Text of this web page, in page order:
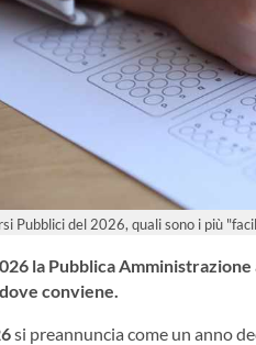
Pubblici del 2026, quali sono i più
la Pubblica
conviene.
si preannuncia come un anno